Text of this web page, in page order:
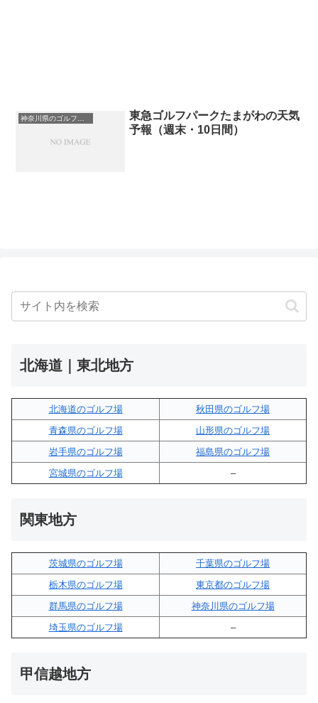
東急ゴルフパークたまがわの天気
予報（週末・10日間）
北海道｜東北地方
北海道のゴルフ場
秋田県のゴルフ場
青森県のゴルフ場
山形県のゴルフ場
岩手県のゴルフ場
福島県のゴルフ場
宮城県のゴルフ場
–
関東地方
茨城県のゴルフ場
千葉県のゴルフ場
栃木県のゴルフ場
東京都のゴルフ場
群馬県のゴルフ場
神奈川県のゴルフ場
埼玉県のゴルフ場
–
甲信越地方